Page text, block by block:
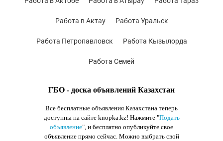
ГБО - доска объявлений Казахстан
Все бесплатные объявления Казахстана теперь
доступны на сайте knopka.kz! Нажмите "Подать
объявление", и бесплатно опубликуйте свое
объявление прямо сейчас. Можно выбрать свой
Работа в Актау Работа Уральск
Работа Петропавловск Работа Кызылорда
Работа Семей